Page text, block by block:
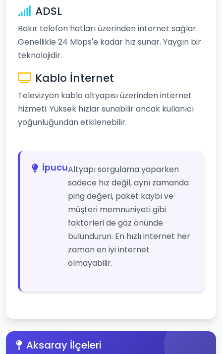
ADSL
Bakır telefon hatları üzerinden internet sağlar.
Genellikle 24 Mbps'e kadar hız sunar. Yaygın bir
teknolojidir.
Kablo İnternet
Televizyon kablo altyapısı üzerinden internet
hizmeti. Yüksek hızlar sunabilir ancak kullanıcı
yoğunluğundan etkilenebilir.
İpucuAltyapı sorgulama yaparken
sadece hız değil, aynı zamanda
ping değeri, paket kaybı ve
müşteri memnuniyeti gibi
faktörleri de göz önünde
bulundurun. En hızlı internet her
zaman en iyi internet
olmayabilir.
Aksaray İlçeleri